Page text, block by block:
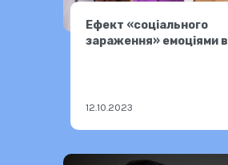
Ефект «соціального
зараження» емоціями в
12.10.2023